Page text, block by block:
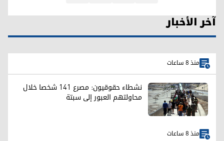
آخر الأخبار
منذ 8 ساعات
نشطاء حقوقيون: مصرع 141 شخصا خلال
محاولتهم العبور إلى سبتة
منذ 8 ساعات